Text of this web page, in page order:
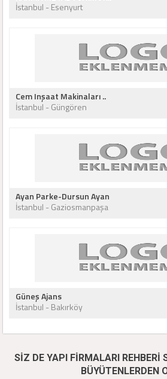
İstanbul - Esenyurt
Cem Inşaat Makinaları ..
İstanbul - Güngören
Ayan Parke-Dursun Ayan
İstanbul - Gaziosmanpaşa
Güneş Ajans
İstanbul - Bakırköy
SİZ DE YAPI FİRMALARI REHBERİ
BÜYÜTENLERDEN